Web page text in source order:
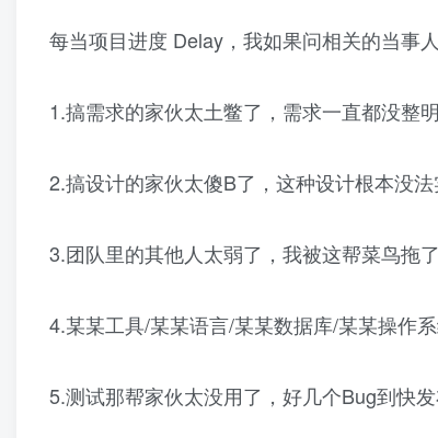
每当项目进度 Delay，我如果问相关的当事
1.搞需求的家伙太土鳖了，需求一直都没整
2.搞设计的家伙太傻B了，这种设计根本没法
3.团队里的其他人太弱了，我被这帮菜鸟拖
4.某某工具/某某语言/某某数据库/某某操作
5.测试那帮家伙太没用了，好几个Bug到快